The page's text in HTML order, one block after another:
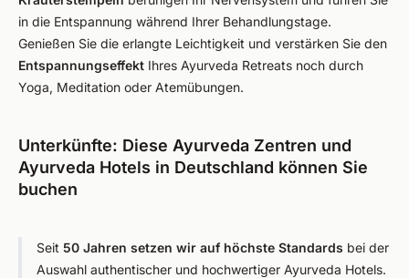
in die Entspannung während Ihrer Behandlungstage.
Genießen Sie die erlangte Leichtigkeit und verstärken Sie den
Entspannungseffekt Ihres Ayurveda Retreats noch durch
Yoga, Meditation oder Atemübungen.
Unterkünfte: Diese Ayurveda Zentren und
Ayurveda Hotels in Deutschland können Sie
buchen
Seit 50 Jahren setzen wir auf höchste Standards bei der
Auswahl authentischer und hochwertiger Ayurveda Hotels.